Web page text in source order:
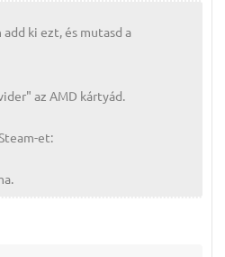
ki ezt, és mutasd a
az AMD kártyád.
et: